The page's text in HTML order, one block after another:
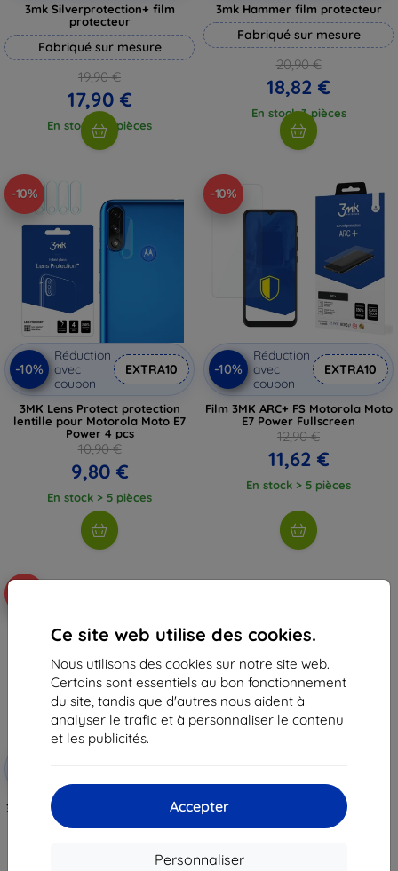
Ce site web utilise des cookies.
Nous utilisons des cookies sur notre site web.
Certains sont essentiels au bon fonctionnement
du site, tandis que d'autres nous aident à
analyser le trafic et à personnaliser le contenu
et les publicités.
Accepter
Personnaliser
3mk Silverprotection+ film
protecteur
Fabriqué sur mesure
19,90 €
17,90 €
En stock > 5 pièces
3mk Hammer film protecteur
Fabriqué sur mesure
20,90 €
18,82 €
En stock 3 pièces
-10%
-10%
Réduction
avec
coupon
EXTRA10
3MK Lens Protect protection
lentille pour Motorola Moto E7
Power 4 pcs
10,90 €
9,80 €
En stock > 5 pièces
-10%
-10%
Réduction
avec
coupon
EXTRA10
Film 3MK ARC+ FS Motorola Moto
E7 Power Fullscreen
12,90 €
11,62 €
En stock > 5 pièces
coupon
3MK FlexibleGlass Motorola Moto
E7 Power Hybrid Glass
(5903108371704)